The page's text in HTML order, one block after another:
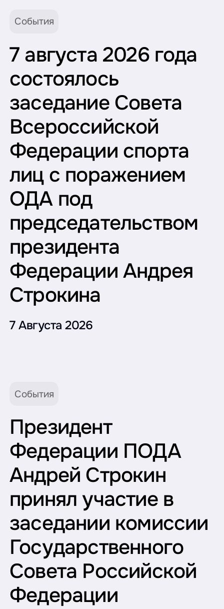
События
7 августа 2026 года
состоялось
заседание Совета
Всероссийской
Федерации спорта
лиц с поражением
ОДА под
председательством
президента
Федерации Андрея
Строкина
7 Августа 2026
События
Президент
Федерации ПОДА
Андрей Строкин
принял участие в
заседании комиссии
Государственного
Совета Российской
Федерации